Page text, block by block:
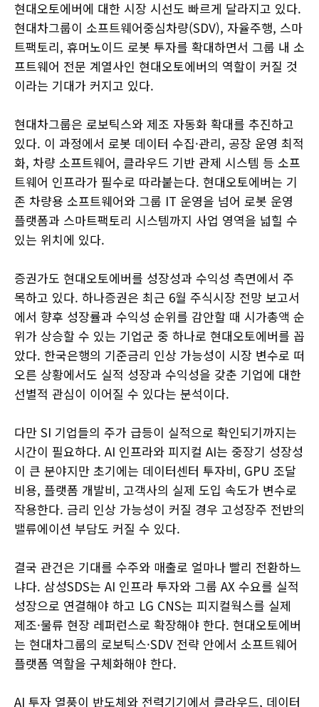
현대오토에버에 대한 시장 시선도 빠르게 달라지고 있다.
현대차그룹이 소프트웨어중심차량(SDV), 자율주행, 스마
트팩토리, 휴머노이드 로봇 투자를 확대하면서 그룹 내 소
프트웨어 전문 계열사인 현대오토에버의 역할이 커질 것
이라는 기대가 커지고 있다.
현대차그룹은 로보틱스와 제조 자동화 확대를 추진하고
있다. 이 과정에서 로봇 데이터 수집·관리, 공장 운영 최적
화, 차량 소프트웨어, 클라우드 기반 관제 시스템 등 소프
트웨어 인프라가 필수로 따라붙는다. 현대오토에버는 기
존 차량용 소프트웨어와 그룹 IT 운영을 넘어 로봇 운영
플랫폼과 스마트팩토리 시스템까지 사업 영역을 넓힐 수
있는 위치에 있다.
증권가도 현대오토에버를 성장성과 수익성 측면에서 주
목하고 있다. 하나증권은 최근 6월 주식시장 전망 보고서
에서 향후 성장률과 수익성 순위를 감안할 때 시가총액 순
위가 상승할 수 있는 기업군 중 하나로 현대오토에버를 꼽
았다. 한국은행의 기준금리 인상 가능성이 시장 변수로 떠
오른 상황에서도 실적 성장과 수익성을 갖춘 기업에 대한
선별적 관심이 이어질 수 있다는 분석이다.
다만 SI 기업들의 주가 급등이 실적으로 확인되기까지는
시간이 필요하다. AI 인프라와 피지컬 AI는 중장기 성장성
이 큰 분야지만 초기에는 데이터센터 투자비, GPU 조달
비용, 플랫폼 개발비, 고객사의 실제 도입 속도가 변수로
작용한다. 금리 인상 가능성이 커질 경우 고성장주 전반의
밸류에이션 부담도 커질 수 있다.
결국 관건은 기대를 수주와 매출로 얼마나 빨리 전환하느
냐다. 삼성SDS는 AI 인프라 투자와 그룹 AX 수요를 실적
성장으로 연결해야 하고 LG CNS는 피지컬웍스를 실제
제조·물류 현장 레퍼런스로 확장해야 한다. 현대오토에버
는 현대차그룹의 로보틱스·SDV 전략 안에서 소프트웨어
플랫폼 역할을 구체화해야 한다.
AI 투자 열풍이 반도체와 전력기기에서 클라우드, 데이터